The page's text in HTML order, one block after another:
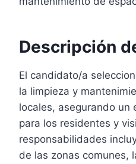
Descripción
El candidato/a
la limpieza y
locales, asegurando un
para los residentes y
responsabilidades
de las zonas comunes,